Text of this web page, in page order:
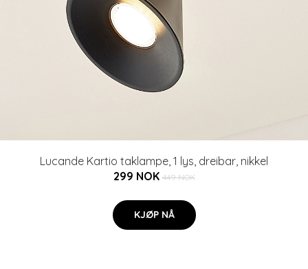
Lucande Kartio taklampe, 1 lys, dreibar, nikkel
299 NOK 449 NOK
KJØP NÅ